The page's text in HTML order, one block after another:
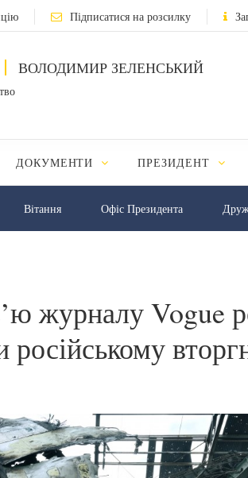
Підписатися на розсилку
ВОЛОДИМИР ЗЕЛЕНСЬКИЙ
ДОКУМЕНТИ ПРЕЗИДЕНТ
Вiтання Офіс Президента
журналу Vogue
російському